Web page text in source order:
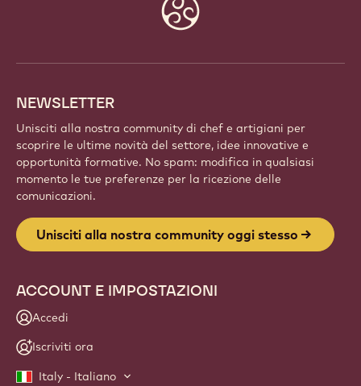
NEWSLETTER
Unisciti alla nostra community di chef e artigiani per
scoprire le ultime novità del settore, idee innovative e
opportunità formative. No spam: modifica in qualsiasi
momento le tue preferenze per la ricezione delle
comunicazioni.
Unisciti alla nostra community oggi stesso
ACCOUNT E IMPOSTAZIONI
Accedi
Iscriviti ora
Italy - Italiano